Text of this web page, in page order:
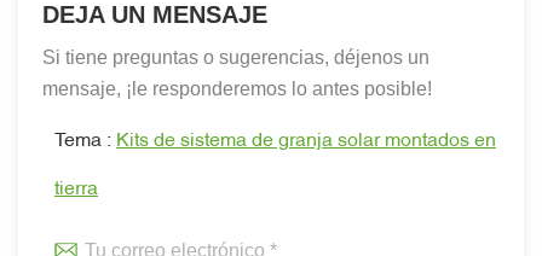
DEJA UN MENSAJE
Si tiene preguntas o sugerencias, déjenos un
mensaje, ¡le responderemos lo antes posible!
Tema : Kits de sistema de granja solar montados en
tierra